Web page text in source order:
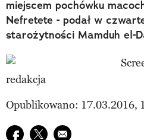
miejscem pochówku
Nefretete - podał w
starożytności Mamduh el-
redakcja
Opublikowano: 17.03.2016,
Udostępnij na facebook
Udostępnij na twitter
E-mail do